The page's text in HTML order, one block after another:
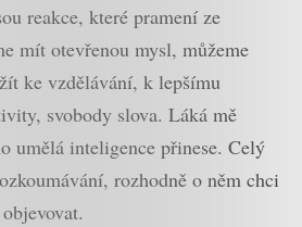
reakce, které pramení ze
mít otevřenou mysl, můžeme
ke vzdělávání, k lepšímu
svobody slova. Láká mě
umělá inteligence přinese. Celý
rozhodně o něm chci